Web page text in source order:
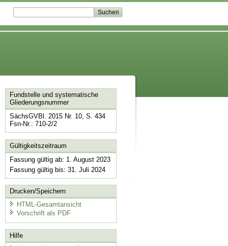
Fundstelle und systematische
Gliederungsnummer
SächsGVBl. 2015 Nr. 10, S. 434
Fsn-Nr.: 710-2/2
Gültigkeitszeitraum
Fassung gültig ab: 1. August 2023
Fassung gültig bis: 31. Juli 2024
Drucken/Speichern
HTML-Gesamtansicht
Vorschrift als PDF
Hilfe